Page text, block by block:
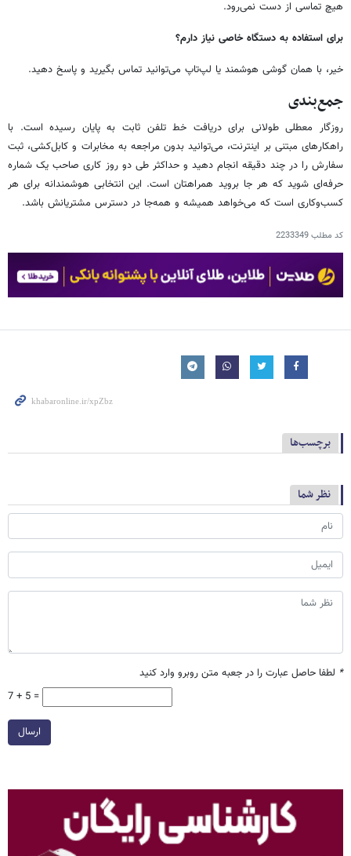
هیچ تماسی از دست نمی‌رود.
برای استفاده به دستگاه خاصی نیاز دارم؟
خیر، با همان گوشی هوشمند یا لپ‌تاپ می‌توانید تماس بگیرید و پاسخ دهید.
جمع‌بندی
روزگار معطلی طولانی برای دریافت خط تلفن ثابت به پایان رسیده است. با
راهکارهای مبتنی بر اینترنت، می‌توانید بدون مراجعه به مخابرات و کابل‌کشی، ثبت
سفارش را در چند دقیقه انجام دهید و حداکثر طی دو روز کاری صاحب یک شماره
حرفه‌ای شوید که هر جا بروید همراهتان است. این انتخابی هوشمندانه برای هر
کسب‌وکاری است که می‌خواهد همیشه و همه‌جا در دسترس مشتریانش باشد.
کد مطلب2233349
برچسب‌ها
نظر شما
* لطفا حاصل عبارت را در جعبه متن روبرو وارد کنید
7 + 5 =
ارسال